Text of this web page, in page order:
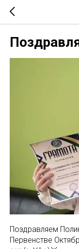
Поздравляем
Первенстве